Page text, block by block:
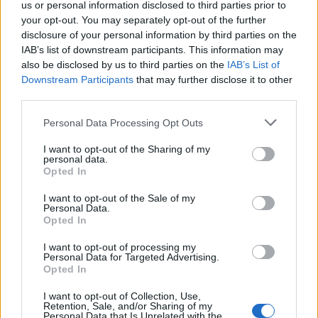
us or personal information disclosed to third parties prior to
your opt-out. You may separately opt-out of the further
disclosure of your personal information by third parties on the
IAB’s list of downstream participants. This information may
also be disclosed by us to third parties on the IAB’s List of
Downstream Participants that may further disclose it to other
Personal Data Processing Opt Outs
I want to opt-out of the Sharing of my
personal data.
Opted In
I want to opt-out of the Sale of my
Personal Data.
Opted In
I want to opt-out of processing my
Personal Data for Targeted Advertising.
Opted In
I want to opt-out of Collection, Use,
Retention, Sale, and/or Sharing of my
Actus Info
Elon Musk nuirait gravement à Tesla
selon une étude européenne